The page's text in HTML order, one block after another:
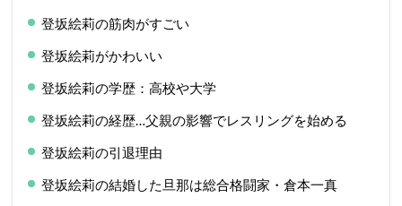
登坂絵莉の筋肉がすごい
登坂絵莉がかわいい
登坂絵莉の学歴：高校や大学
登坂絵莉の経歴…父親の影響でレスリングを始める
登坂絵莉の引退理由
登坂絵莉の結婚した旦那は総合格闘家・倉本一真